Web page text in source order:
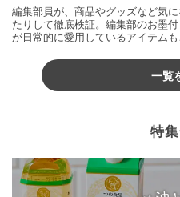
編集部員が、商品やグッズなど気
たりして徹底検証。編集部のお墨
が日常的に愛用しているアイテムも
一覧
特